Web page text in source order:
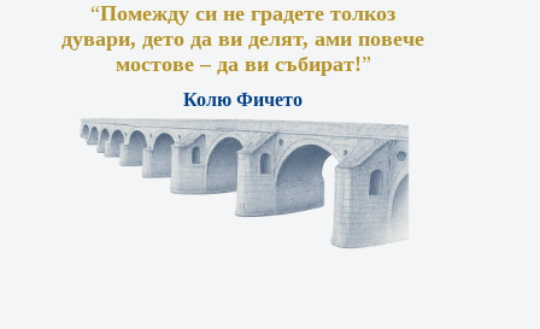
“Помежду си не градете толкоз
дувари, дето да ви делят, ами повече
мостове – да ви събират!”
Колю Фичето